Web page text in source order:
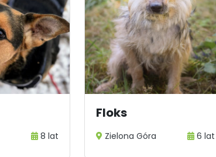
8 lat
Floks
Zielona Góra 6 lat